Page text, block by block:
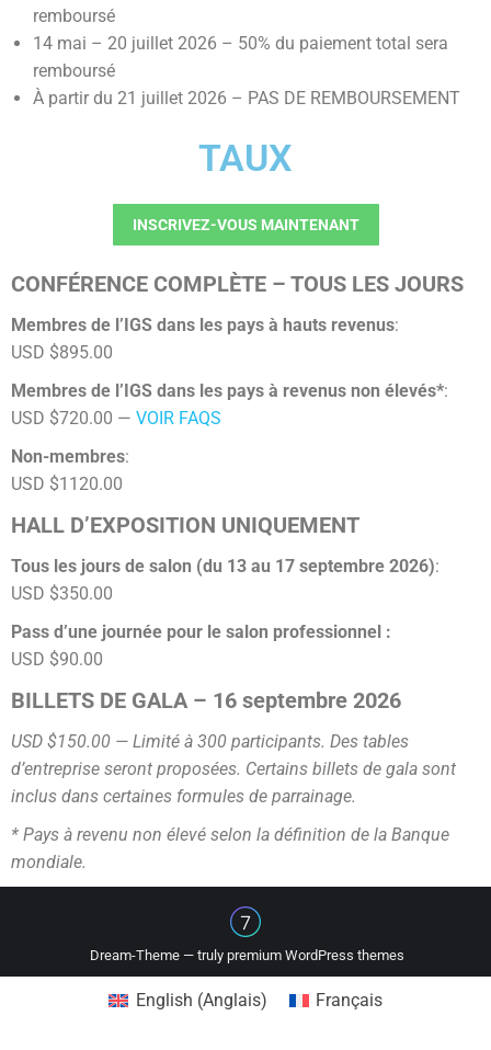
remboursé
14 mai – 20 juillet 2026 – 50% du paiement total sera
remboursé
À partir du 21 juillet 2026 – PAS DE REMBOURSEMENT
TAUX
INSCRIVEZ-VOUS MAINTENANT
CONFÉRENCE COMPLÈTE – TOUS LES JOURS
Membres de l’IGS dans les pays à hauts revenus:
USD $895.00
Membres de l’IGS dans les pays à revenus non élevés*:
USD $720.00 — VOIR FAQS
Non-membres:
USD $1120.00
HALL D’EXPOSITION UNIQUEMENT
Tous les jours de salon (du 13 au 17 septembre 2026):
USD $350.00
Pass d’une journée pour le salon professionnel :
USD $90.00
BILLETS DE GALA – 16 septembre 2026
USD $150.00 — Limité à 300 participants. Des tables
d’entreprise seront proposées. Certains billets de gala sont
inclus dans certaines formules de parrainage.
* Pays à revenu non élevé selon la définition de la Banque
mondiale.
Dream-Theme — truly premium WordPress themes
English (Anglais) Français